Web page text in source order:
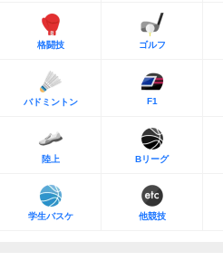
格闘技 ゴルフ
バドミントン F1
陸上 Bリーグ
学生バスケ 他競技